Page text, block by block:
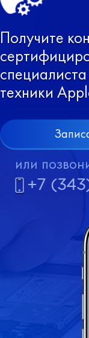
Получите
техники
или
+7